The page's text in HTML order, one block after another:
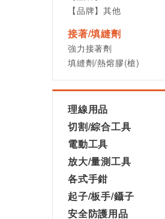
【品牌】其他
接著/填縫劑
強力接著劑
填縫劑/熱熔膠(槍)
理線用品
切割/綜合工具
電動工具
放大/量測工具
各式手鉗
起子/板手/鑷子
安全防護用品